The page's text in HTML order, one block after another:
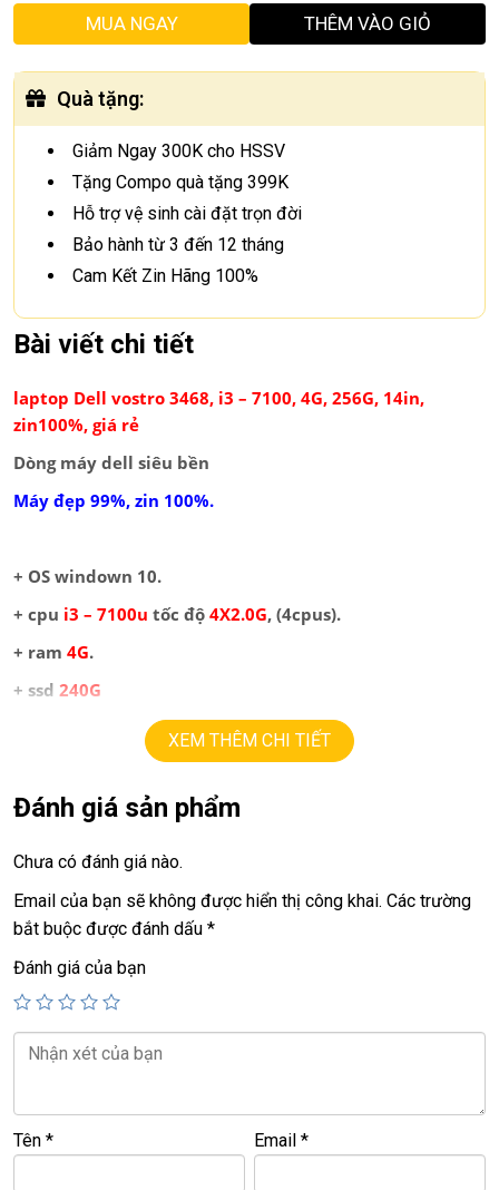
MUA NGAY THÊM VÀO GIỎ
Quà tặng:
Giảm Ngay 300K cho HSSV
Tặng Compo quà tặng 399K
Hỗ trợ vệ sinh cài đặt trọn đời
Bảo hành từ 3 đến 12 tháng
Cam Kết Zin Hãng 100%
Bài viết chi tiết
laptop Dell vostro 3468, i3 – 7100, 4G, 256G, 14in,
zin100%, giá rẻ
Dòng máy dell siêu bền
Máy đẹp 99%, zin 100%.
+ OS windown 10.
+ cpu i3 – 7100u tốc độ 4X2.0G, (4cpus).
+ ram 4G.
+ ssd 240G
HD620.
+ HDMI, usb 3.0, webcam.
Giá:
7.5tr
————————————————
LAPTOP TRIỀU PHÁT – UY TÍN – CHẤT LƯỢNG – GIÁ RẺ.
Website:LAPTOP TRIỀU PHÁT
ĐT:0939.008.008– 0938.078.389
Face. Viber. Zalo :
ĐC: 60/26 Đồng Đen, p.14, Tân Bình
XEM THÊM CHI TIẾT
Đánh giá sản phẩm
Chưa có đánh giá nào.
Email của bạn sẽ không được hiển thị công khai. Các trường
bắt buộc được đánh dấu *
Đánh giá của bạn
Tên * Email*